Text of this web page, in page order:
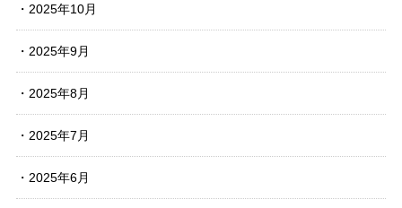
2025年10月
2025年9月
2025年8月
2025年7月
2025年6月